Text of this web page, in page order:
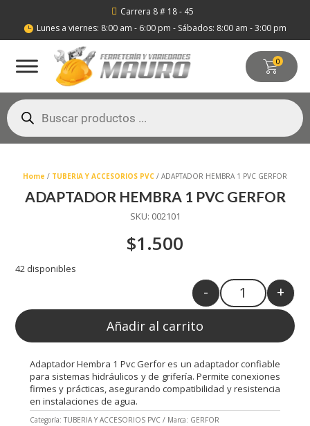
 Carrera 8 # 18 - 45
 Lunes a viernes: 8:00 am - 6:00 pm - Sábados: 8:00 am - 3:00 pm
0
Búsqueda
de
productos
Home / TUBERIA Y ACCESORIOS PVC / ADAPTADOR HEMBRA 1 PVC GERFOR
ADAPTADOR HEMBRA 1 PVC GERFOR
SKU: 002101
$1.500
42 disponibles
Quantity
- +
Añadir al carrito
Adaptador Hembra 1 Pvc Gerfor es un adaptador confiable
para sistemas hidráulicos y de grifería. Permite conexiones
firmes y prácticas, asegurando compatibilidad y resistencia
en instalaciones de agua.
Categoría: TUBERIA Y ACCESORIOS PVC Marca: GERFOR